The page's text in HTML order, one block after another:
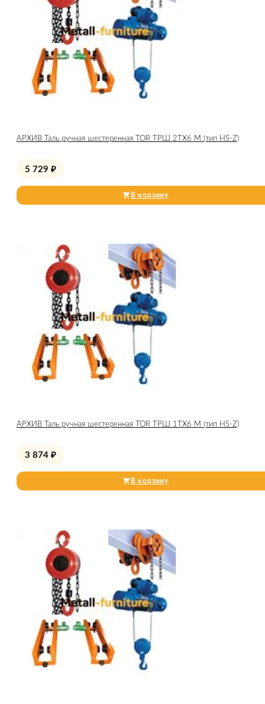
АРХИВ Таль ручная шестеренная TOR ТРШ 2ТХ6 М (тип HS-Z)
5 729 ₽
В корзину
АРХИВ Таль ручная шестеренная TOR ТРШ 1ТХ6 М (тип HS-Z)
3 874 ₽
В корзину